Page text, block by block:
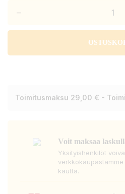
–
Toimitusmaksu 29,00 € -
Voit maksaa
Yksityishenkilöt
kautta.